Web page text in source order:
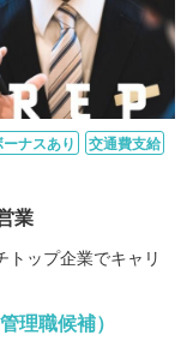
ナスあり
交通費支給
業
トップ企業でキャリ
理職候補）